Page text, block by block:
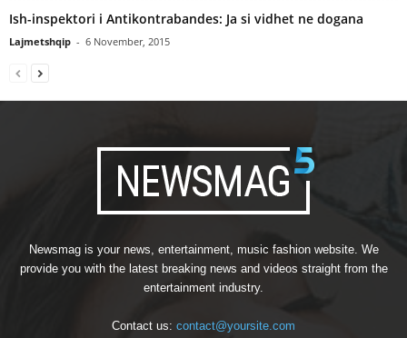
Ish-inspektori i Antikontrabandes: Ja si vidhet ne dogana
Lajmetshqip - 6 November, 2015
Newsmag is your news, entertainment, music fashion website. We
provide you with the latest breaking news and videos straight from the
entertainment industry.
Contact us: contact@yoursite.com